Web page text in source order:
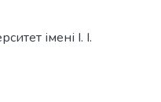
імені І. І.